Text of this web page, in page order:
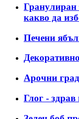
Гранулиран
какво да
Печени
Арочни
Глог - здрав